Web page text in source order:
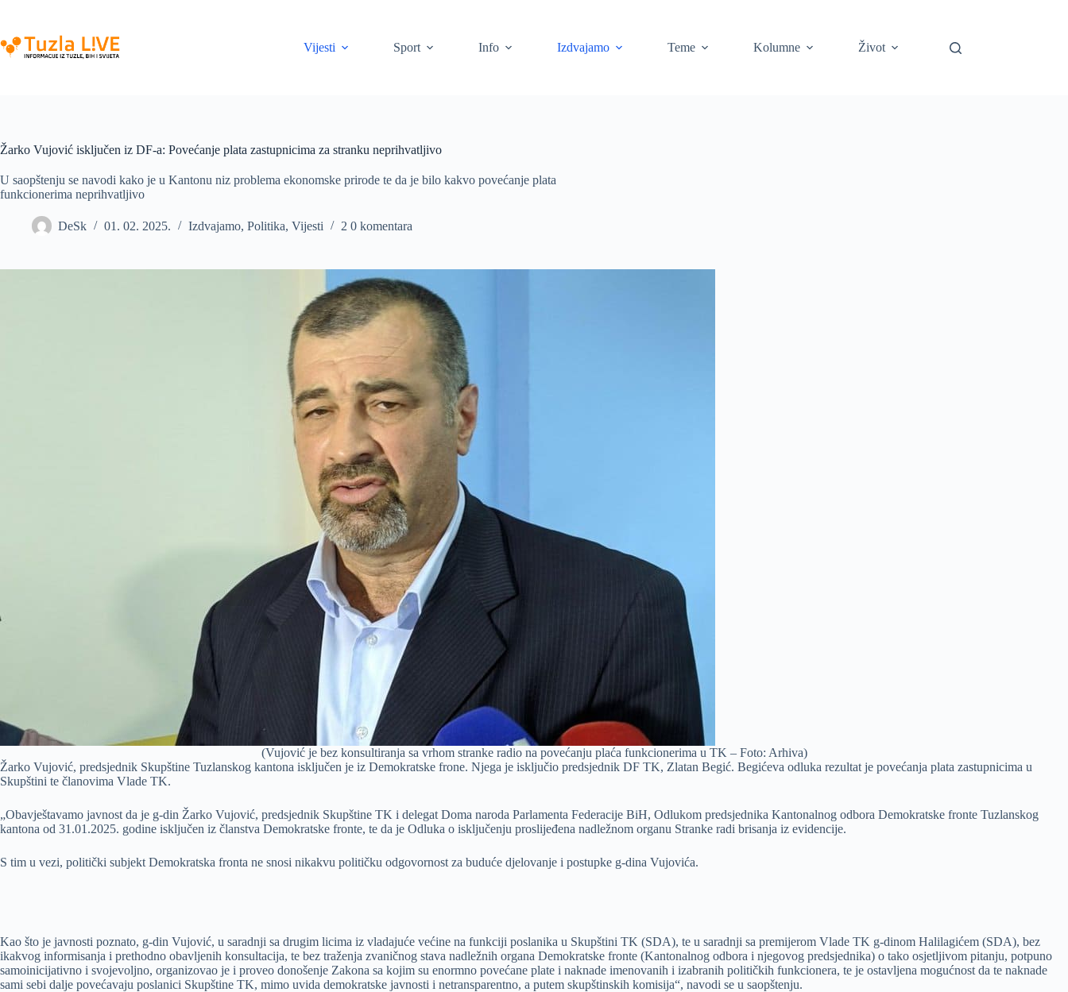
content
Vijesti
Sport Info Izdvajamo Teme Kolumne Život
Žarko Vujović isključen iz DF-a: Povećanje plata zastupnicima za stranku neprihvatljivo
U saopštenju se navodi kako je u Kantonu niz problema ekonomske prirode te da je bilo kakvo povećanje plata
funkcionerima neprihvatljivo
DeSk 01. 02. 2025. Izdvajamo, Politika, Vijesti 2 0 komentara
(Vujović je bez konsultiranja sa vrhom stranke radio na povećanju plaća funkcionerima u TK – Foto: Arhiva)
Žarko Vujović, predsjednik Skupštine Tuzlanskog kantona isključen je iz Demokratske frone. Njega je isključio predsjednik DF TK, Zlatan Begić. Begićeva odluka rezultat je povećanja plata zastupnicima u
Skupštini te članovima Vlade TK.
„Obavještavamo javnost da je g-din Žarko Vujović, predsjednik Skupštine TK i delegat Doma naroda Parlamenta Federacije BiH, Odlukom predsjednika Kantonalnog odbora Demokratske fronte Tuzlanskog
kantona od 31.01.2025. godine isključen iz članstva Demokratske fronte, te da je Odluka o isključenju proslijeđena nadležnom organu Stranke radi brisanja iz evidencije.
S tim u vezi, politički subjekt Demokratska fronta ne snosi nikakvu političku odgovornost za buduće djelovanje i postupke g-dina Vujovića.
Kao što je javnosti poznato, g-din Vujović, u saradnji sa drugim licima iz vladajuće većine na funkciji poslanika u Skupštini TK (SDA), te u saradnji sa premijerom Vlade TK g-dinom Halilagićem (SDA), bez
ikakvog informisanja i prethodno obavljenih konsultacija, te bez traženja zvaničnog stava nadležnih organa Demokratske fronte (Kantonalnog odbora i njegovog predsjednika) o tako osjetljivom pitanju, potpuno
samoinicijativno i svojevoljno, organizovao je i proveo donošenje Zakona sa kojim su enormno povećane plate i naknade imenovanih i izabranih političkih funkcionera, te je ostavljena mogućnost da te naknade
sami sebi dalje povećavaju poslanici Skupštine TK, mimo uvida demokratske javnosti i netransparentno, a putem skupštinskih komisija“, navodi se u saopštenju.